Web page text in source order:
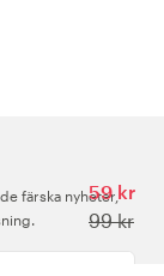
59 kr
99 kr
färska nyheter,